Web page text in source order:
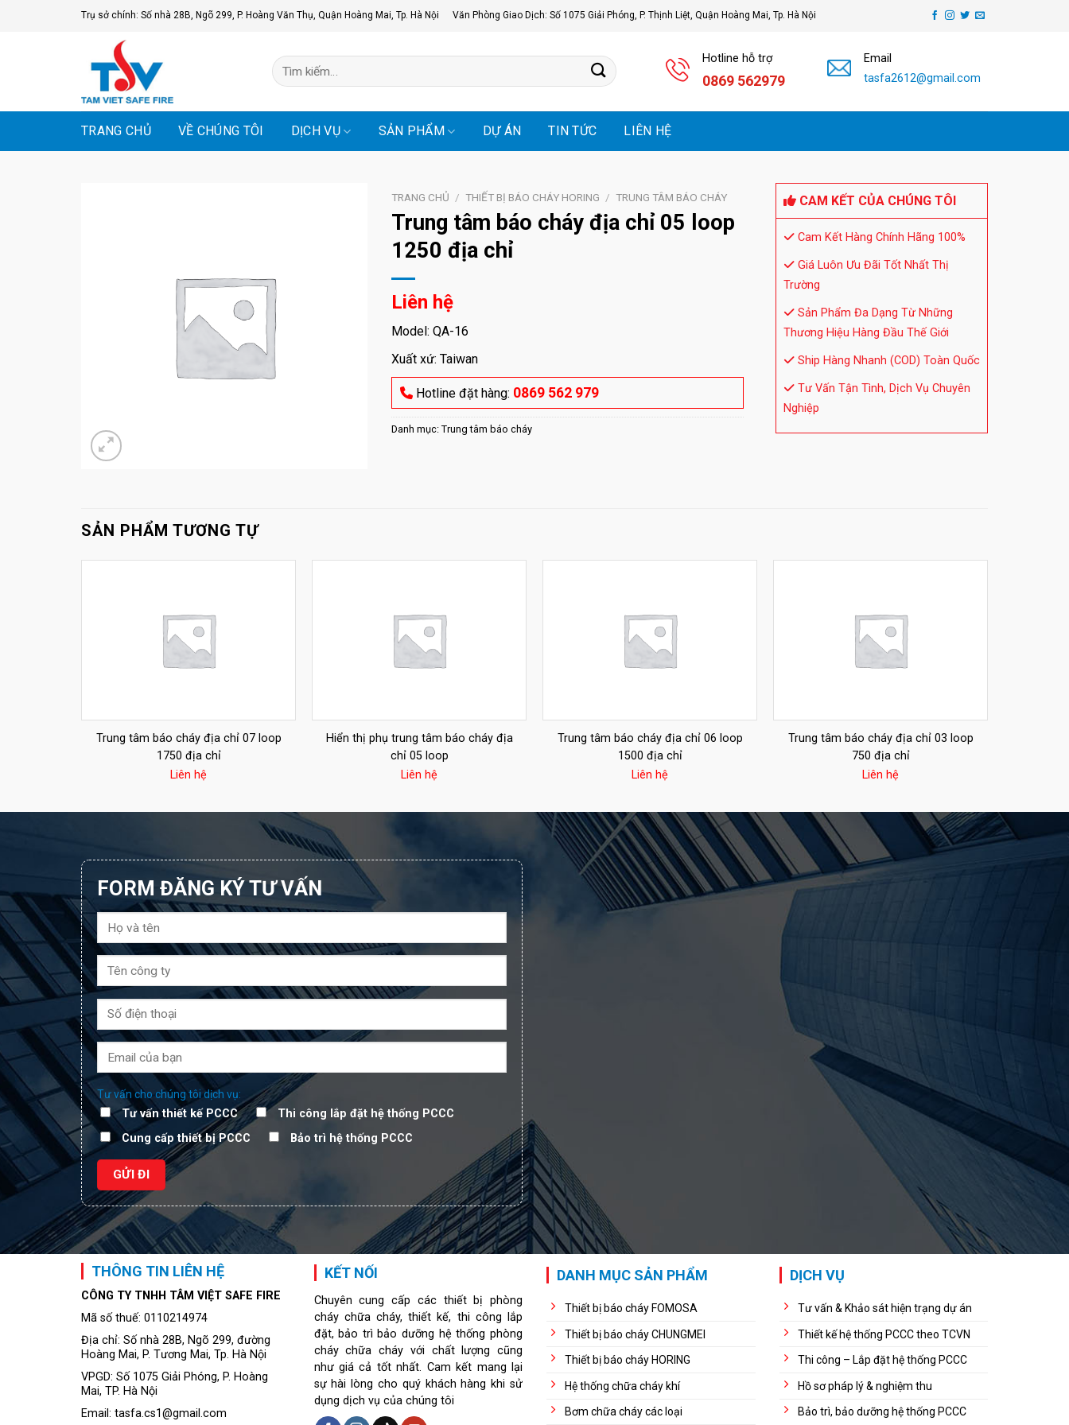
Trụ sở chính: Số nhà 28B, Ngõ 299, P. Hoàng Văn Thụ, Quận Hoàng Mai, Tp. Hà Nội Văn Phòng Giao Dịch: Số 1075 Giải Phóng, P. Thịnh Liệt, Quận Hoàng Mai, Tp. Hà Nội
Tìm
kiếm:
Hotline hỗ trợ
0869 562979
Email
tasfa2612@gmail.com
TRANG CHỦ VỀ CHÚNG TÔI DỊCH VỤ SẢN PHẨM DỰ ÁN TIN TỨC LIÊN HỆ
TRANG CHỦ / THIẾT BỊ BÁO CHÁY HORING / TRUNG TÂM BÁO CHÁY
Trung tâm báo cháy địa chỉ 05 loop
1250 địa chỉ
Liên hệ
Model: QA-16
Xuất xứ: Taiwan
Hotline đặt hàng: 0869 562 979
Danh mục: Trung tâm báo cháy
CAM KẾT CỦA CHÚNG TÔI
Cam Kết Hàng Chính Hãng 100%
Giá Luôn Ưu Đãi Tốt Nhất Thị
Trường
Sản Phẩm Đa Dạng Từ Những
Thương Hiệu Hàng Đầu Thế Giới
Ship Hàng Nhanh (COD) Toàn Quốc
Tư Vấn Tận Tình, Dịch Vụ Chuyên
Nghiệp
SẢN PHẨM TƯƠNG TỰ
Trung tâm báo cháy địa chỉ 07 loop
1750 địa chỉ
Liên hệ
Hiển thị phụ trung tâm báo cháy địa
chỉ 05 loop
Liên hệ
Trung tâm báo cháy địa chỉ 06 loop
1500 địa chỉ
Liên hệ
Trung tâm báo cháy địa chỉ 03 loop
750 địa chỉ
Liên hệ
FORM ĐĂNG KÝ TƯ VẤN
Tư vấn cho chúng tôi dịch vụ:
Tư vấn thiết kế PCCC
Thi công lắp đặt hệ thống PCCC
Cung cấp thiết bị PCCC
Bảo trì hệ thống PCCC
THÔNG TIN LIÊN HỆ
CÔNG TY TNHH TÂM VIỆT SAFE FIRE
Mã số thuế: 0110214974
Địa chỉ: Số nhà 28B, Ngõ 299, đường
Hoàng Mai, P. Tương Mai, Tp. Hà Nội
VPGD: Số 1075 Giải Phóng, P. Hoàng
Mai, TP. Hà Nội
Email: tasfa.cs1@gmail.com
KẾT NỐI
Chuyên cung cấp các thiết bị phòng
cháy chữa cháy, thiết kế, thi công lắp
đặt, bảo trì bảo dưỡng hệ thống phòng
cháy chữa cháy với chất lượng cũng
như giá cả tốt nhất. Cam kết mang lại
sự hài lòng cho quý khách hàng khi sử
dụng dịch vụ của chúng tôi
DANH MỤC SẢN PHẨM
Thiết bị báo cháy FOMOSA
Thiết bị báo cháy CHUNGMEI
Thiết bị báo cháy HORING
Hệ thống chữa cháy khí
Bơm chữa cháy các loại
DỊCH VỤ
Tư vấn & Khảo sát hiện trạng dự án
Thiết kế hệ thống PCCC theo TCVN
Thi công – Lắp đặt hệ thống PCCC
Hồ sơ pháp lý & nghiệm thu
Bảo trì, bảo dưỡng hệ thống PCCC